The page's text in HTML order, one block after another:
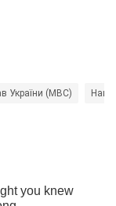
України (МВС)